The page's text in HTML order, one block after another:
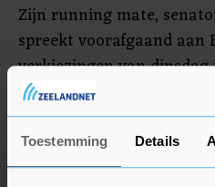
Toestemming Details
Zijn running mate,
spreekt voorafgaand aan
verkiezingen van
het openbaar gehouden.